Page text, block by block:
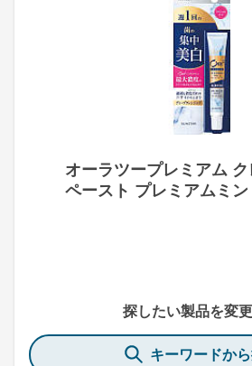
オーラツープレミアム
ペースト プレミアムミン
探したい製品を変
キーワードか